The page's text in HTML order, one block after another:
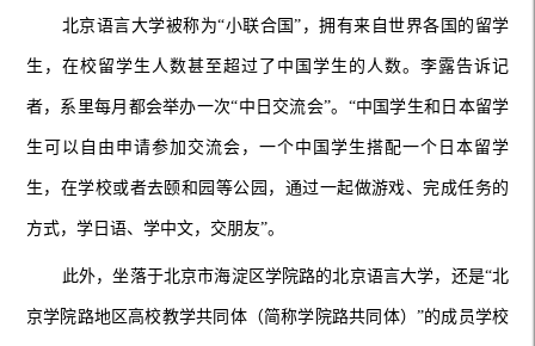
北京语言大学被称为“小联合国”，拥有来自世界各国的留学
生，在校留学生人数甚至超过了中国学生的人数。李露告诉记
者，系里每月都会举办一次“中日交流会”。“中国学生和日本留学
生可以自由申请参加交流会，一个中国学生搭配一个日本留学
生，在学校或者去颐和园等公园，通过一起做游戏、完成任务的
方式，学日语、学中文，交朋友”。
此外，坐落于北京市海淀区学院路的北京语言大学，还是“北
京学院路地区高校教学共同体（简称学院路共同体）”的成员学校